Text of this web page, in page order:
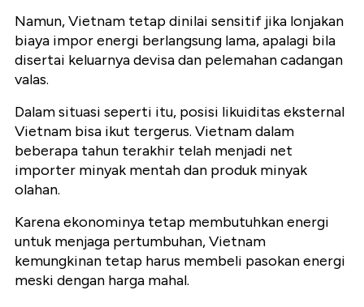
Namun, Vietnam tetap dinilai sensitif jika lonjakan
biaya impor energi berlangsung lama, apalagi bila
disertai keluarnya devisa dan pelemahan cadangan
valas.
Dalam situasi seperti itu, posisi likuiditas eksternal
Vietnam bisa ikut tergerus. Vietnam dalam
beberapa tahun terakhir telah menjadi net
importer minyak mentah dan produk minyak
olahan.
Karena ekonominya tetap membutuhkan energi
untuk menjaga pertumbuhan, Vietnam
kemungkinan tetap harus membeli pasokan energi
meski dengan harga mahal.